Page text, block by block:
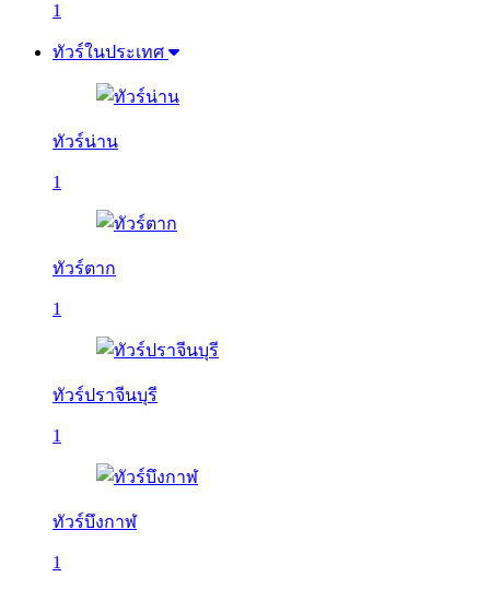
1
ทัวร์ในประเทศ
ทัวร์น่าน
1
ทัวร์ตาก
1
ทัวร์ปราจีนบุรี
1
ทัวร์บึงกาฬ
1